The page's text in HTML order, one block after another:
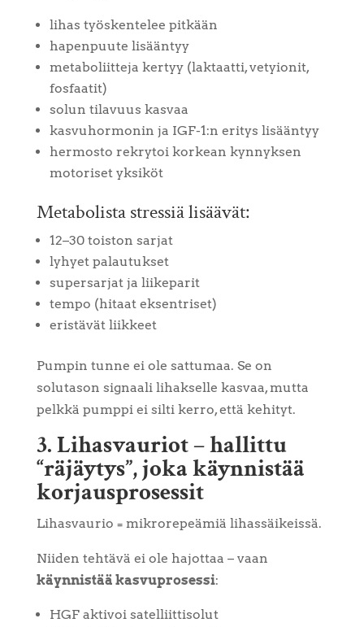
lihas työskentelee pitkään
hapenpuute lisääntyy
metaboliitteja kertyy (laktaatti, vetyionit,
fosfaatit)
solun tilavuus kasvaa
kasvuhormonin ja IGF-1:n eritys lisääntyy
hermosto rekrytoi korkean kynnyksen
motoriset yksiköt
Metabolista stressiä lisäävät:
12–30 toiston sarjat
lyhyet palautukset
supersarjat ja liikeparit
tempo (hitaat eksentriset)
eristävät liikkeet
Pumpin tunne ei ole sattumaa. Se on
solutason signaali lihakselle kasvaa, mutta
pelkkä pumppi ei silti kerro, että kehityt.
3. Lihasvauriot – hallittu
“räjäytys”, joka käynnistää
korjausprosessit
Lihasvaurio = mikrorepeämiä lihassäikeissä.
Niiden tehtävä ei ole hajottaa – vaan
käynnistää kasvuprosessi:
HGF aktivoi satelliittisolut